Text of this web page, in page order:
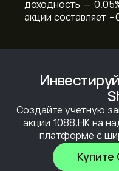
Создайте учетную
акции 1088.HK на
платформе с
Купите
доходность —
акции составляет -